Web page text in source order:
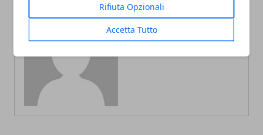
Rifiuta Opzionali
Accetta Tutto
Redazione